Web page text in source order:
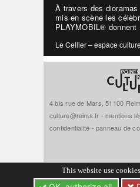
À travers des
mis en scène les
PLAYMOBIL® donnent
Le Cellier – espace
4 bis rue de Mars, 51100
culture@reims.fr -mentions
confidentialité - panneau de
This website use